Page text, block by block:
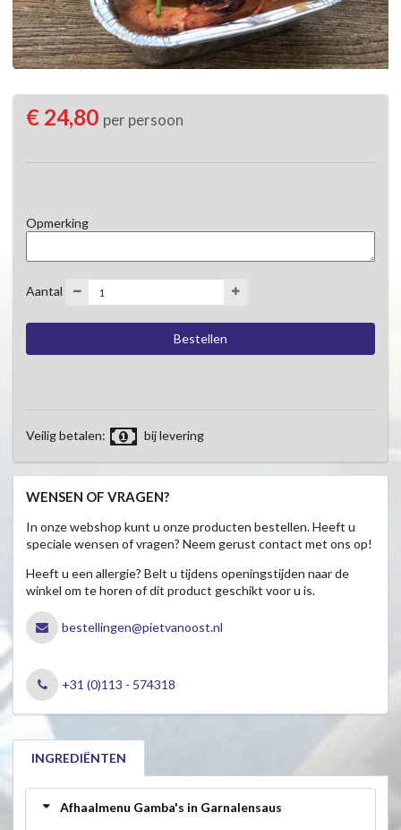
€ 24,80 per persoon
Opmerking
Aantal
Veilig betalen: bij levering
WENSEN OF VRAGEN?
In onze webshop kunt u onze producten bestellen. Heeft u
speciale wensen of vragen? Neem gerust contact met ons op!
Heeft u een allergie? Belt u tijdens openingstijden naar de
winkel om te horen of dit product geschikt voor u is.
bestellingen@pietvanoost.nl
+31 (0)113 - 574318
INGREDIËNTEN
Afhaalmenu Gamba's in Garnalensaus